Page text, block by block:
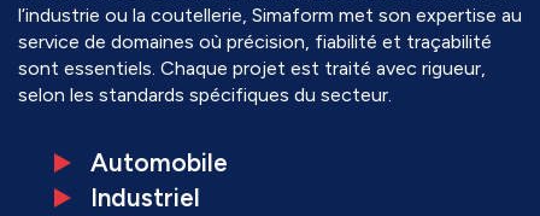
l’industrie ou la coutellerie, Simaform met son expertise au
service de domaines où précision, fiabilité et traçabilité
sont essentiels. Chaque projet est traité avec rigueur,
selon les standards spécifiques du secteur.
Automobile
Industriel